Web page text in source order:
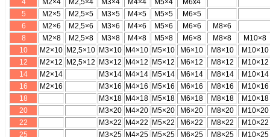
4
М2×4 М2,5×4 М3×4 М4×4 М5×4
М6х4
5
М2×5 М2,5×5 М3×5 М4×5 М5×5
М6×5
6
М2×6 М2,5×6 М3×6 М4×6 М5×6 М6×6
М8×6
8
М2×8 М2,5×8 М3×8 М4×8 М5×8 М6×8 М8×8
М10×8
10
М2×10 М2,5×10 М3×10 М4×10 М5×10 М6×10 М8×10
М10×10
12
М2×12 М2,5×12 М3×12 М4×12 М5×12 М6×12 М8×12
М10×12
14
М2×14 М3×14 М4×14 М5×14 М6×14 М8×14
М10×14
16
М2×16 М3×16 М4×16 М5×16 М6×16 М8×16
М10×16
18
М3×18 М4×18 М5×18 М6×18 М8×18
М10×18
20
М3×20 М4×20 М5×20 М6×20 М8×20
М10×20
22
М3×22 М4×22 М5×22 М6×22 М8×22
М10×22
25
М3×25 М4×25 М5×25 М6×25 М8×25 М10×25